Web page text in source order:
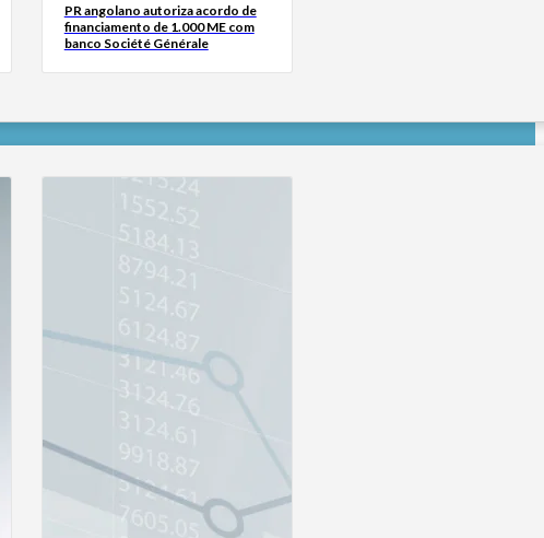
PR angolano autoriza acordo de
financiamento de 1.000 ME com
banco Société Générale